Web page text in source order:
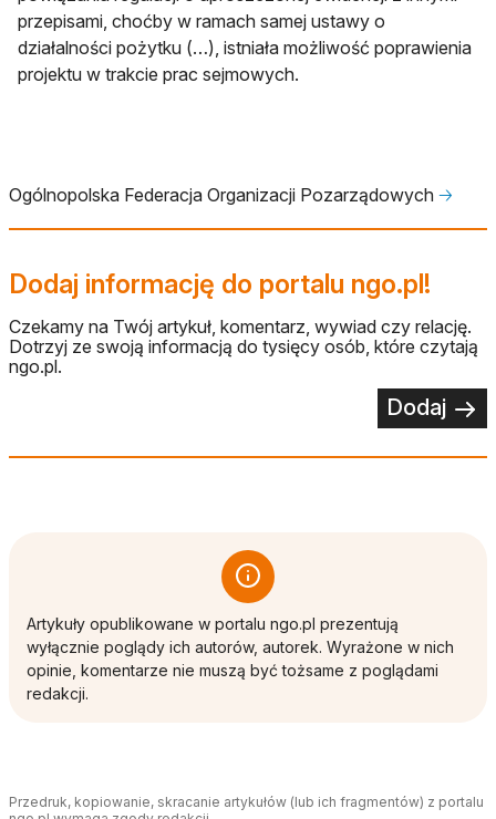
przepisami, choćby w ramach samej ustawy o
działalności pożytku (…), istniała możliwość poprawienia
projektu w trakcie prac sejmowych.
Ogólnopolska Federacja Organizacji Pozarządowych 🡢
Dodaj informację do portalu ngo.pl!
Czekamy na Twój artykuł, komentarz, wywiad czy relację.
Dotrzyj ze swoją informacją do tysięcy osób, które czytają
ngo.pl.
Dodaj
Artykuły opublikowane w portalu ngo.pl prezentują
wyłącznie poglądy ich autorów, autorek. Wyrażone w nich
opinie, komentarze nie muszą być tożsame z poglądami
redakcji.
Przedruk, kopiowanie, skracanie artykułów (lub ich fragmentów) z portalu